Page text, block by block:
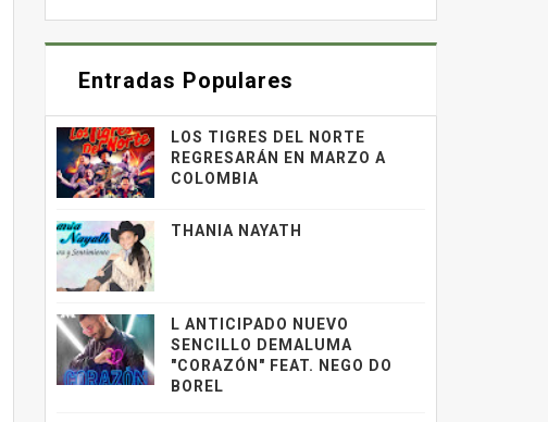
Entradas Populares
LOS TIGRES DEL NORTE
REGRESARÁN EN MARZO A
COLOMBIA
THANIA NAYATH
L ANTICIPADO NUEVO
SENCILLO DEMALUMA
"CORAZÓN" FEAT. NEGO DO
BOREL